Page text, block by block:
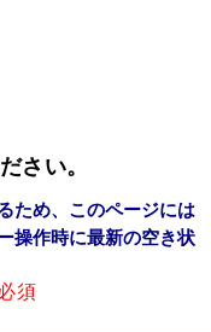
さい。
ため、このページには
操作時に最新の空き状
須